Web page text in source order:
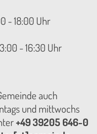
- 18:00 Uhr
- 16:30 Uhr
auch
und mittwochs
+49 39205 646-0